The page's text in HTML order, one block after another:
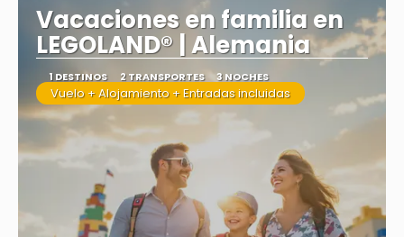
Vacaciones en familia en
LEGOLAND® | Alemania
1 DESTINOS 2 TRANSPORTES 3 NOCHES
Vuelo + Alojamiento + Entradas incluidas